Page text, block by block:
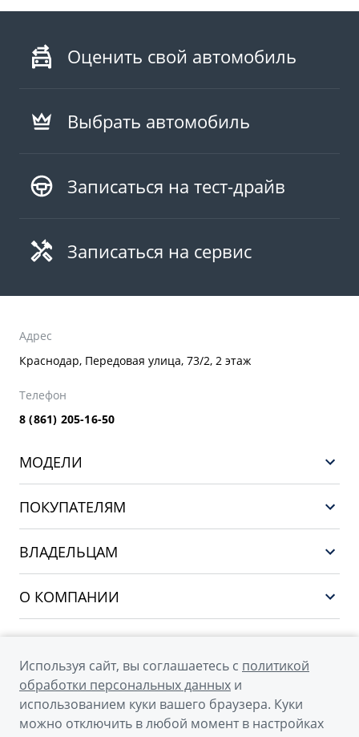
Оценить свой автомобиль
Выбрать автомобиль
Записаться на тест-драйв
Записаться на сервис
Адрес
Краснодар, Передовая улица, 73/2, 2 этаж
Телефон
8 (861) 205-16-50
МОДЕЛИ
EX5
PREFACE
CITYRAY
ATLAS
OKAVANGO
MONJARO
ПОКУПАТЕЛЯМ
ВЛАДЕЛЬЦАМ
О КОМПАНИИ
Новости
Наша команда
Мы в соцсетях
Используя сайт, вы соглашаетесь с политикой
обработки персональных данных и
использованием куки вашего браузера. Куки
можно отключить в любой момент в настройках